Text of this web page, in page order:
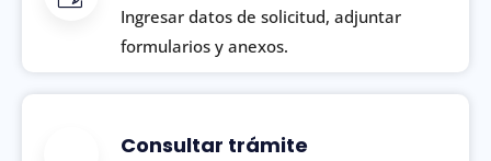
Ingresar datos de solicitud, adjuntar
formularios y anexos.
Consultar trámite